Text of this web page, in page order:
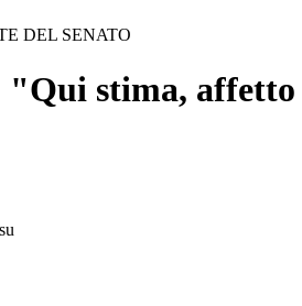
DEL SENATO
"Qui stima,